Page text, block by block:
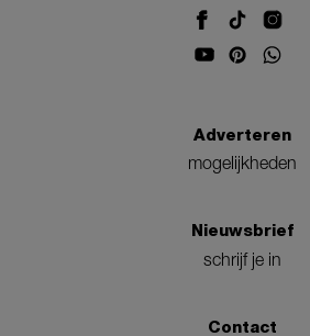
Adverteren
mogelijkheden
Nieuwsbrief
schrijf je in
Contact